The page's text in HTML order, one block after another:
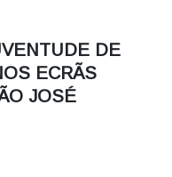
DE
ECRÃS
JOSÉ